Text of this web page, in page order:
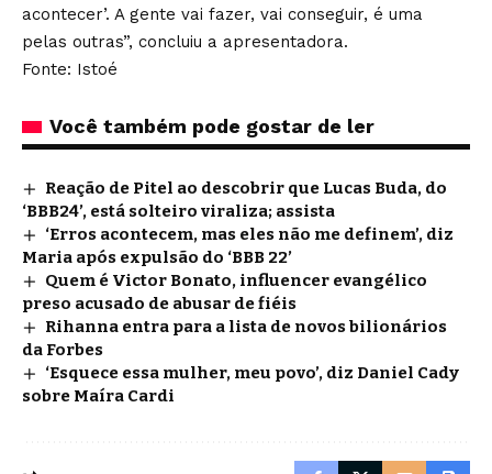
acontecer’. A gente vai fazer, vai conseguir, é uma
pelas outras”, concluiu a apresentadora.
Fonte: Istoé
Você também pode gostar de ler
Reação de Pitel ao descobrir que Lucas Buda, do
‘BBB24’, está solteiro viraliza; assista
‘Erros acontecem, mas eles não me definem’, diz
Maria após expulsão do ‘BBB 22’
Quem é Victor Bonato, influencer evangélico
preso acusado de abusar de fiéis
Rihanna entra para a lista de novos bilionários
da Forbes
‘Esquece essa mulher, meu povo’, diz Daniel Cady
sobre Maíra Cardi